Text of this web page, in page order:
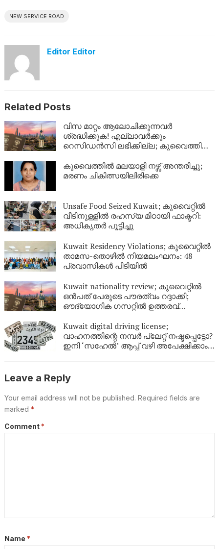
NEW SERVICE ROAD
Editor Editor
Related Posts
വിസ മാറ്റം ആലോചിക്കുന്നവർ
ശ്രദ്ധിക്കുക! എല്ലാവർക്കും
റെസിഡൻസി ലഭിക്കില്ല; കുവൈത്തിന്റെ
കുവൈത്തിൽ മലയാളി നഴ്സ് അന്തരിച്ചു;
മരണം ചികിത്സയിലിരിക്കെ
Unsafe Food Seized Kuwait; കുവൈറ്റിൽ
വീടിനുള്ളിൽ രഹസ്യ മിഠായി ഫാക്ടറി:
അധികൃതർ പൂട്ടിച്ചു
Kuwait Residency Violations; കുവൈറ്റിൽ
താമസ-തൊഴിൽ നിയമലംഘനം: 48
പ്രവാസികൾ പിടിയിൽ
Kuwait nationality review; കുവൈറ്റിൽ
ഒൻപത് പേരുടെ പൗരത്വം റദ്ദാക്കി;
ഔദ്യോഗിക ഗസറ്റിൽ ഉത്തരവ്
Kuwait digital driving license;
വാഹനത്തിന്റെ നമ്പര്‍ പ്ലേറ്റ് നഷ്ടപ്പെട്ടോ?
ഇനി ‘സഹേൽ’ ആപ്പ് വഴി അപേക്ഷിക്കാം;
Leave a Reply
Your email address will not be published. Required fields are
marked *
Comment *
Name *